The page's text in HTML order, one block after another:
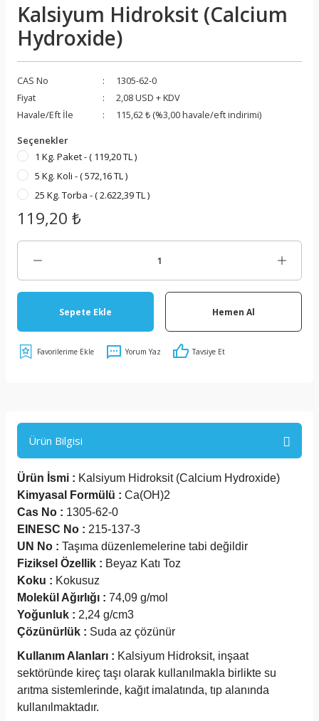
Kalsiyum Hidroksit (Calcium
Hydroxide)
CAS No
1305-62-0
Fiyat
2,08 USD + KDV
Havale/Eft İle
115,62 ₺ (%3,00 havale/eft indirimi)
Seçenekler
1 Kg. Paket - ( 119,20 TL )
5 Kg. Koli - ( 572,16 TL )
25 Kg. Torba - ( 2.622,39 TL )
119,20 ₺
Sepete Ekle Hemen Al
Yorum Yaz Tavsiye Et
Ürün Bilgisi
Ürün İsmi : Kalsiyum Hidroksit (Calcium Hydroxide)
Kimyasal Formülü : Ca(OH)2
Cas No : 1305-62-0
EINESC No : 215-137-3
UN No : Taşıma düzenlemelerine tabi değildir
Fiziksel Özellik : Beyaz Katı Toz
Koku : Kokusuz
Molekül Ağırlığı : 74,09 g/mol
Yoğunluk : 2,24 g/cm3
Çözünürlük : Suda az çözünür
Kullanım Alanları : Kalsiyum Hidroksit, inşaat
sektöründe kireç taşı olarak kullanılmakla birlikte su
arıtma sistemlerinde, kağıt imalatında, tıp alanında
kullanılmaktadır.